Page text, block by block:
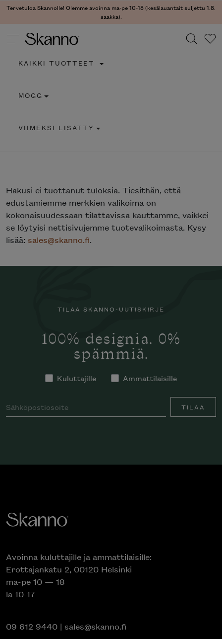
Tervetuloa Skannolle! Olemme avoinna ma-pe 10-18 (kesälauantait suljettu 1.8.
saakka).
Type 2 or more characters for results.
KAIKKI TUOTTEET
MOGG
VIIMEKSI LISÄTTY
Hakusi ei tuottanut tuloksia. Tiesithän, että
edustamiemme merkkien valikoima on
kokonaisuudessaan tilattavissa kauttamme, vaikkei
se löytyisi nettisivujemme tuotevalikoimasta. Kysy
lisää: sales@skanno.fi.
TILAA SKANNO-UUTISKIRJE
100% designia. 0%
spämmiä.
Kuluttajille Ammattilaisille
TILAA
Avoinna kuluttajille ja ammattilaisille:
Erottajankatu 2, 00120 Helsinki
ma-pe 10 — 18
la 10-17
09 612 9440 | sales@skanno.fi